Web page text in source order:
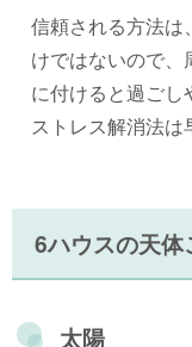
信頼される方法は
けではないので
に付けると過ごし
ストレス解消法は
6ハウスの天体
太陽